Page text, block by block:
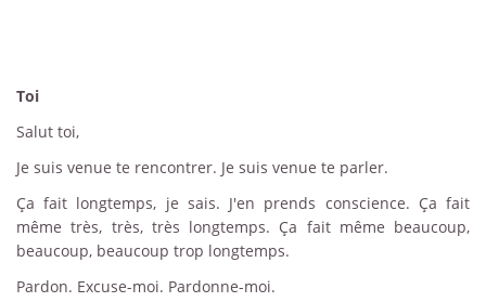
Toi
Salut toi,
Je suis venue te rencontrer. Je suis venue te parler.
Ça fait longtemps, je sais. J'en prends conscience. Ça fait
même très, très, très longtemps. Ça fait même beaucoup,
beaucoup, beaucoup trop longtemps.
Pardon. Excuse-moi. Pardonne-moi.